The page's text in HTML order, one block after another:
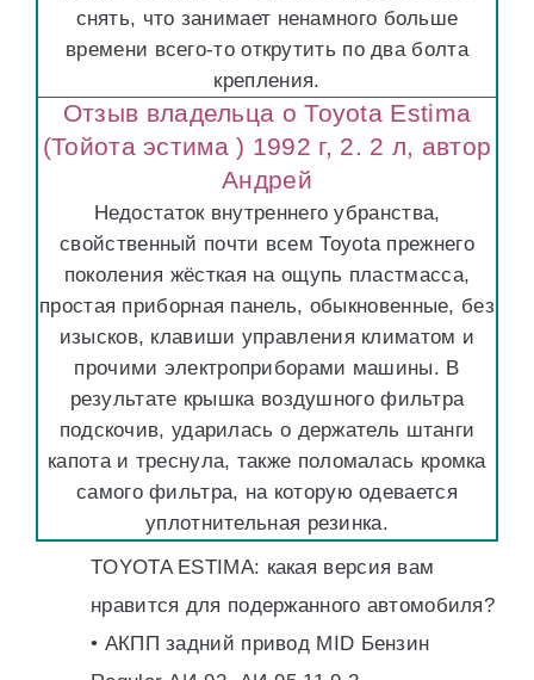
снять, что занимает ненамного больше
времени всего-то открутить по два болта
крепления.
Отзыв владельца о Toyota Estima
(Тойота эстима ) 1992 г, 2. 2 л, автор
Андрей
Недостаток внутреннего убранства,
свойственный почти всем Toyota прежнего
поколения жёсткая на ощупь пластмасса,
простая приборная панель, обыкновенные, без
изысков, клавиши управления климатом и
прочими электроприборами машины. В
результате крышка воздушного фильтра
подскочив, ударилась о держатель штанги
капота и треснула, также поломалась кромка
самого фильтра, на которую одевается
уплотнительная резинка.
TOYOTA ESTIMA: какая версия вам
нравится для подержанного автомобиля?
• АКПП задний привод MID Бензин